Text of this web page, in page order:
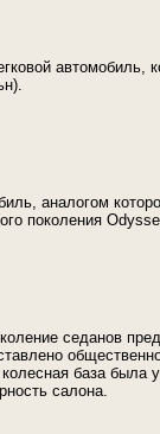
автомобиль,
аналогом
поколения
седанов
база была
салона.